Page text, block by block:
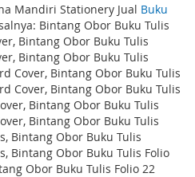
Mandiri Stationery Jual Buku
Bintang Obor Buku Tulis
Bintang Obor Buku Tulis
Bintang Obor Buku Tulis
Cover, Bintang Obor Buku Tulis
Cover, Bintang Obor Buku Tulis
Bintang Obor Buku Tulis
Bintang Obor Buku Tulis
Bintang Obor Buku Tulis
Bintang Obor Buku Tulis Folio
Obor Buku Tulis Folio 22